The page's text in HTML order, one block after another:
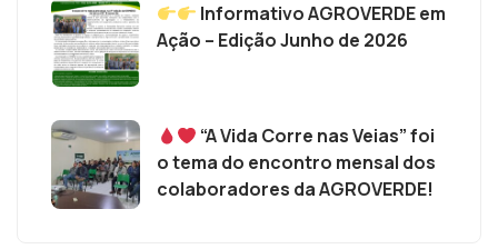
Informativo AGROVERDE em
Ação – Edição Junho de 2026
“A Vida Corre nas Veias” foi
o tema do encontro mensal dos
colaboradores da AGROVERDE!